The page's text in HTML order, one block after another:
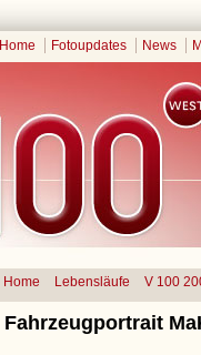
Home Fotoupdates News
Home Lebensläufe V 100
Fahrzeugportrait